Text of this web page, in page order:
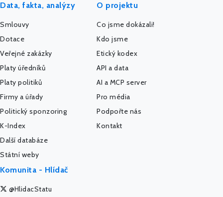
Data, fakta, analýzy
Smlouvy
Dotace
Veřejné zakázky
Platy úředníků
Platy politiků
Firmy a úřady
Politický sponzoring
K-Index
Další databáze
Státní weby
O projektu
Co jsme dokázali!
Kdo jsme
Etický kodex
API a data
AI a MCP server
Pro média
Podpořte nás
Kontakt
Komunita - Hlídač
@HlidacStatu